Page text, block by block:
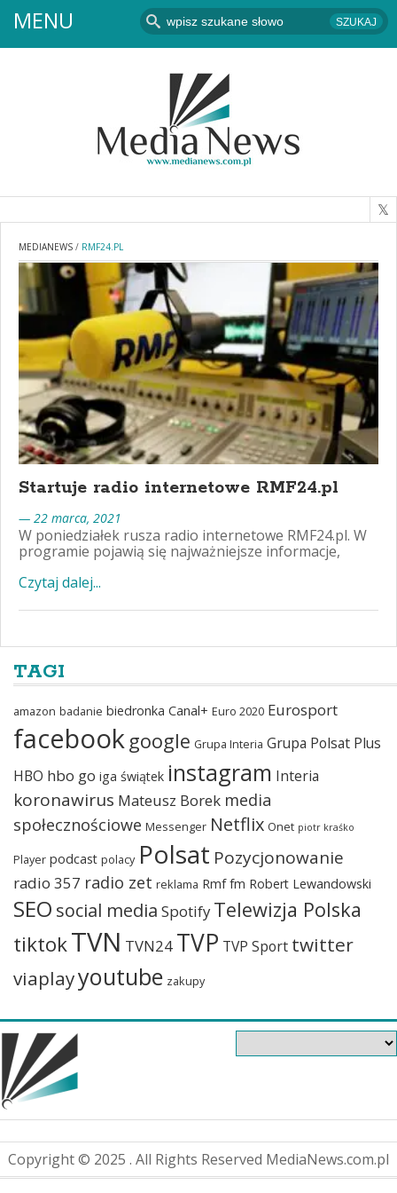
MENU
MEDIANEWS / RMF24.PL
Startuje radio internetowe RMF24.pl
— 22 marca, 2021
W poniedziałek rusza radio internetowe RMF24.pl. W
programie pojawią się najważniejsze informacje,
Czytaj dalej...
TAGI
amazon badanie biedronka Canal+ Euro 2020 Eurosport
facebook google Grupa Interia Grupa Polsat Plus
HBO hbo go iga świątek instagram Interia
koronawirus Mateusz Borek media
społecznościowe Messenger Netflix Onet piotr kraśko
Player podcast polacy Polsat Pozycjonowanie
radio 357 radio zet reklama Rmf fm Robert Lewandowski
SEO social media Spotify Telewizja Polska
tiktokTVN TVN24 TVP TVP Sport twitter
viaplayyoutube zakupy
Copyright © 2025 . All Rights Reserved MediaNews.com.pl